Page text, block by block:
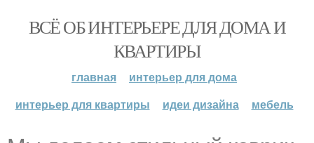
ВСЁ ОБ ИНТЕРЬЕРЕ ДЛЯ ДОМА И
КВАРТИРЫ
главная
интерьер для дома
интерьер для квартиры
идеи дизайна мебель